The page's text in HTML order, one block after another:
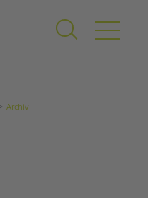
Archiv